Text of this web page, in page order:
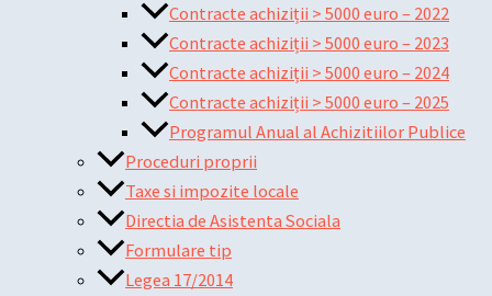
Contracte achiziții > 5000 euro – 2022
Contracte achiziții > 5000 euro – 2023
Contracte achiziții > 5000 euro – 2024
Contracte achiziții > 5000 euro – 2025
Programul Anual al Achizitiilor Publice
Proceduri proprii
Taxe si impozite locale
Directia de Asistenta Sociala
Formulare tip
Legea 17/2014